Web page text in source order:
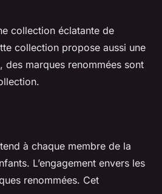
collection éclatante de
collection propose aussi une
marques renommées sont
à chaque membre de la
L’engagement envers les
renommées. Cet